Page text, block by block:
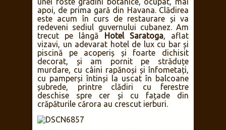
apoi, de prima gară din Havana. Clădirea
este acum în curs de restaurare și va
redeveni sediul guvernului cubanez. Am
trecut pe lângă Hotel Saratoga, aflat
vizavi, un adevarat hotel de lux cu bar și
piscină pe acoperiș și foarte dichisit
decorat, și am pornit pe străduțe
murdare, cu câini rapănoși și înfometați,
cu pamperși întinși la uscat în balcoane
șubrede, printre clădiri cu ferestre
deschise spre cer și cu fațade din
crăpăturile cărora au crescut ierburi.